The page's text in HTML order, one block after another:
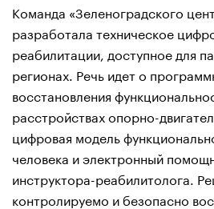
Команда «Зеленоградского
разработала техническое
реабилитации, доступное для
регионах. Речь идет о
восстановления
расстройствах опорно-
цифровая модель
человека и электронный
инструктора-реабилитолога.
контролируемо и безопасно